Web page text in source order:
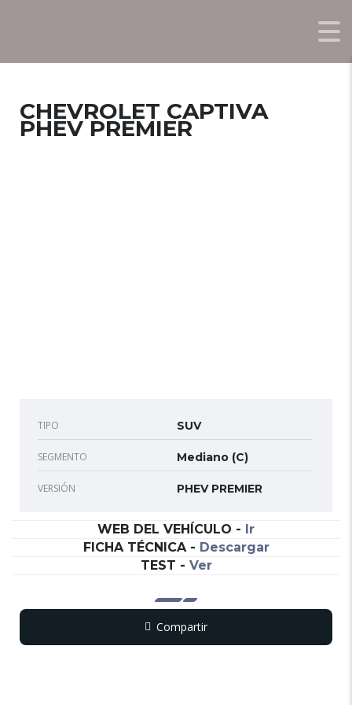
CHEVROLET CAPTIVA
PHEV PREMIER
TIPO SUV
SEGMENTO Mediano (C)
VERSIÓN PHEV PREMIER
WEB DEL VEHÍCULO - Ir
FICHA TÉCNICA- Descargar
TEST - Ver
Compartir
CopyWhatsApp
Messenger
Email
Print